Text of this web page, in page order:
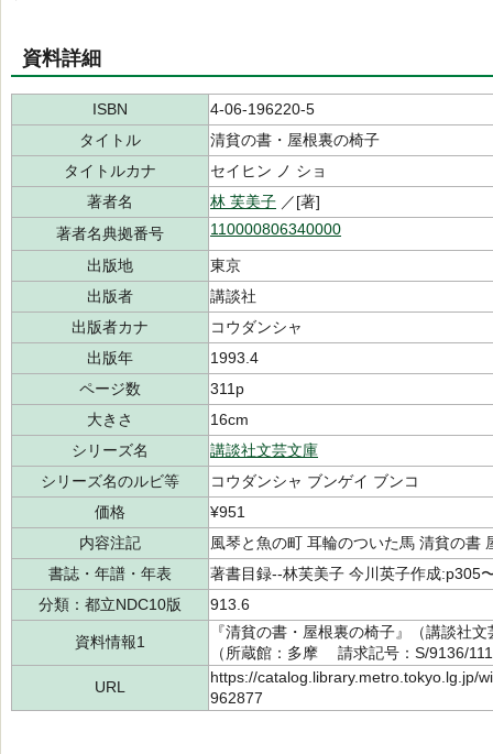
資料詳細
ISBN
4-06-196220-5
タイトル
清貧の書・屋根裏の椅子
タイトルカナ
セイヒン ノ ショ
著者名
林 芙美子 ／[著]
著者名典拠番号
110000806340000
出版地
東京
出版者
講談社
出版者カナ
コウダンシャ
出版年
1993.4
ページ数
311p
大きさ
16cm
シリーズ名
講談社文芸文庫
シリーズ名のルビ等
コウダンシャ ブンゲイ ブンコ
価格
¥951
内容注記
風琴と魚の町 耳輪のついた馬 清貧の書
書誌・年譜・年表
著書目録--林芙美子 今川英子作成:p305
分類：都立NDC10版
913.6
資料情報1
『清貧の書・屋根裏の椅子』（講談
（所蔵館：多摩 請求記号：S/9136/
URL
https://catalog.library.metro.tokyo.lg.jp/
962877